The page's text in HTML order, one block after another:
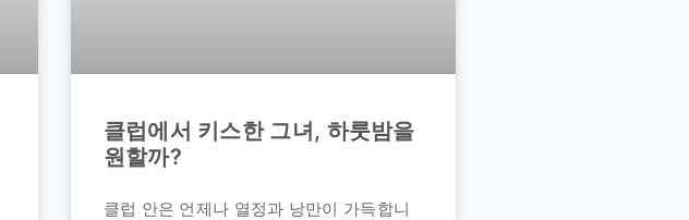
클럽에서 키스한 그녀, 하룻밤을
원할까?
클럽 안은 언제나 열정과 낭만이 가득합니